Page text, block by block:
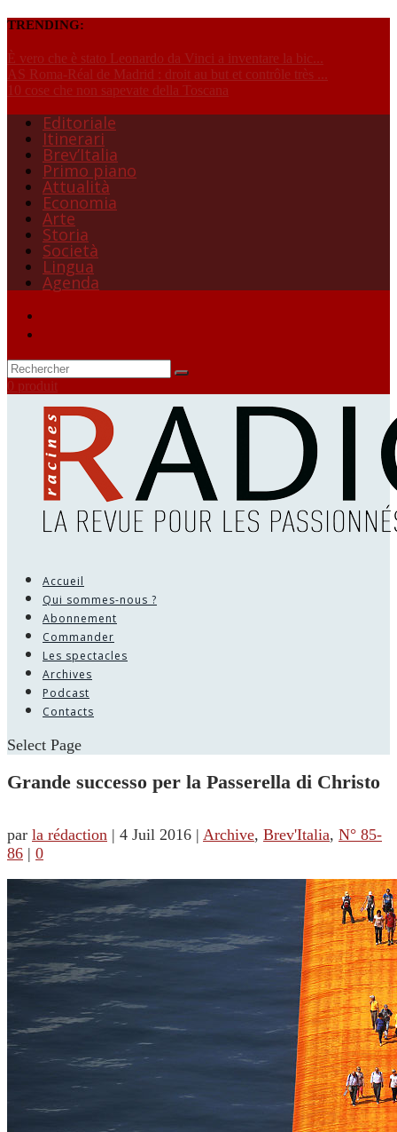
TRENDING:
È vero che è stato Leonardo da Vinci a inventare la bic...
AS Roma-Réal de Madrid : droit au but et contrôle très ...
10 cose che non sapevate della Toscana
Editoriale
Itinerari
Brev’Italia
Primo piano
Attualità
Economia
Arte
Storia
Società
Lingua
Agenda
0 produit
Accueil
Qui sommes-nous ?
Abonnement
Commander
Les spectacles
Archives
Podcast
Contacts
Select Page
Grande successo per la Passerella di Christo
par la rédaction | 4 Juil 2016 | Archive, Brev'Italia, N° 85-
86 | 0